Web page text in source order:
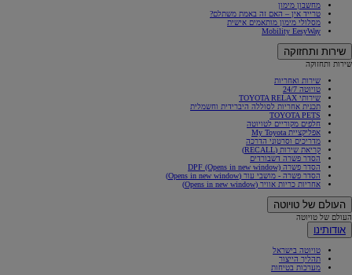
מחשבון מימון
טרייד אין – האם זה באמת משתלם?
מסלולי מימון מותאמים אישית
Mobility EesyWay
שירות ותחזוקה
שירות ותחזוקה
שירות ואחריות
טויוטה 24/7
שירותי TOYOTA RELAX
תכנית אחריות לסוללה היברידית וחשמלית
TOYOTA PETS
חלפים מקוריים לטויוטה
אפליקציית My Toyota
מדריכים וסרטוני הדרכה
קריאת שירות (RECALL)
הסדר פשרה דשבורדים
הסדר פשרה DPF (Opens in new window)
הסדר פשרה - מושבי עור (Opens in new window)
אחריות כריות אוויר (Opens in new window)
העולם של טויוטה
העולם של טויוטה
אודותינו
טויוטה בישראל
תהליך הייצור
מערכות בטיחות